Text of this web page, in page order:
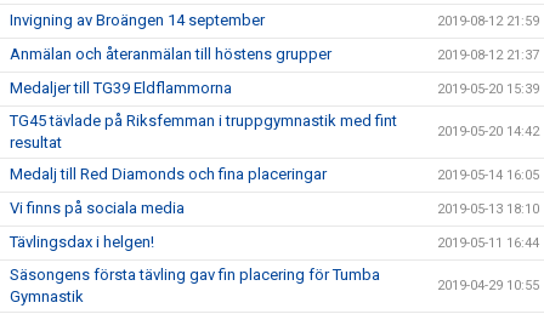
Invigning av Broängen 14 september 2019-08-12 21:59
Anmälan och återanmälan till höstens grupper 2019-08-12 21:37
Medaljer till TG39 Eldflammorna 2019-05-20 15:39
TG45 tävlade på Riksfemman i truppgymnastik med fint
resultat
2019-05-20 14:42
Medalj till Red Diamonds och fina placeringar 2019-05-14 16:05
Vi finns på sociala media 2019-05-13 18:10
Tävlingsdax i helgen! 2019-05-11 16:44
Säsongens första tävling gav fin placering för Tumba
Gymnastik
2019-04-29 10:55